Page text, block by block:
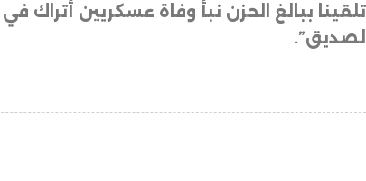
ببالغ الحزن نبأ وفاة عسكريين أتراك